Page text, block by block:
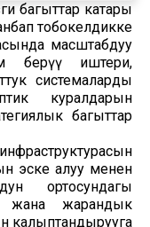
багыттар катары
тобокелдикке
масштабдуу
берүү иштери,
системаларды
куралдарын
багыттар
эске алуу менен
ортосундагы
жана жарандык
калыптандырууга